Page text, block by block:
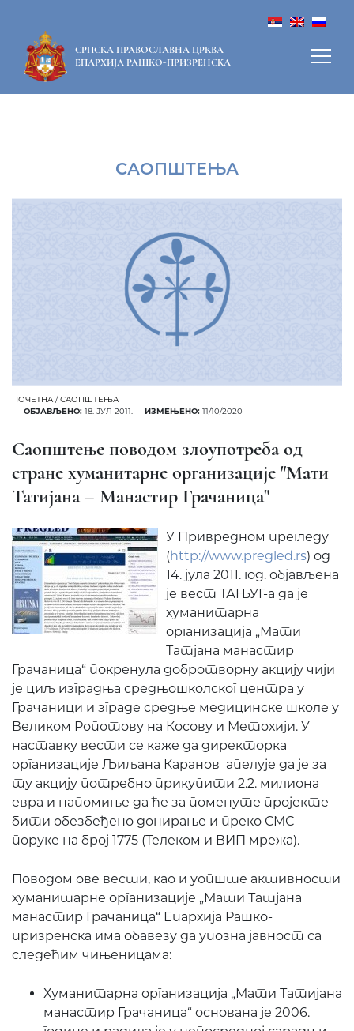
СРПСКА ПРАВОСЛАВНА ЦРКВА
ЕПАРХИЈА РАШКО-ПРИЗРЕНСКА
САОПШТЕЊА
ПОЧЕТНА /САОПШТЕЊА
ОБЈАВЉЕНО: 18. ЈУЛ 2011. ИЗМЕЊЕНО: 11/10/2020
Саопштење поводом злоупотреба од
стране хуманитарне организације "Мати
Татијана – Манастир Грачаница"
У Привредном прегледу
(http://www.pregled.rs) од
14. јула 2011. год. објављена
је вест ТАЊУГ-а да је
хуманитарна
организација „Мати
Татјана манастир
Грачаница“ покренула добротворну акцију чији
је циљ изградња средњошколског центра у
Грачаници и зграде средње медицинске школе у
Великом Ропотову на Косову и Метохији. У
наставку вести се каже да директорка
организације Љиљана Каранов апелује да је за
ту акцију потребно прикупити 2.2. милиона
евра и напомиње да ће за поменуте пројекте
бити обезбеђено донирање и преко СМС
поруке на број 1775 (Телеком и ВИП мрежа).
Поводом ове вести, као и уопште активности
хуманитарне организације „Мати Татјана
манастир Грачаница“ Епархија Рашко-
призренска има обавезу да упозна јавност са
следећим чињеницама:
Хуманитарна организација „Мати Татијана
манастир Грачаница“ основана је 2006.